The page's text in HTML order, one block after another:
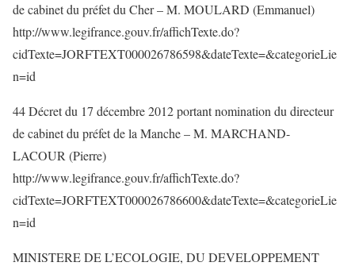
de cabinet du préfet du Cher – M. MOULARD (Emmanuel)
http://www.legifrance.gouv.fr/affichTexte.do?
cidTexte=JORFTEXT000026786598&dateTexte=&categorieLie
n=id
44 Décret du 17 décembre 2012 portant nomination du directeur
de cabinet du préfet de la Manche – M. MARCHAND-
LACOUR (Pierre)
http://www.legifrance.gouv.fr/affichTexte.do?
cidTexte=JORFTEXT000026786600&dateTexte=&categorieLie
n=id
MINISTERE DE L’ECOLOGIE, DU DEVELOPPEMENT